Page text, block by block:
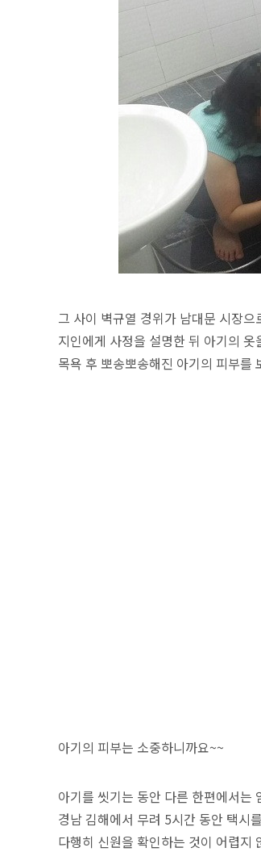
그 사이 벽규열 경위가 남대문 시장으
지인에게 사정을 설명한 뒤 아기의 옷
목욕 후 뽀송뽀송해진 아기의 피부를
아기의 피부는 소중하니까요~~
아기를 씻기는 동안 다른 한편에서는
경남 김해에서 무려 5시간 동안 택시
다행히 신원을 확인하는 것이 어렵지